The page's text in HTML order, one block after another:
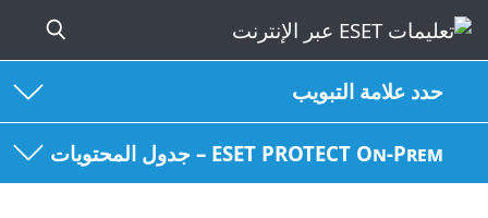
حدد علامة التبويب
ESET PROTECT On-Prem – جدول المحتويات